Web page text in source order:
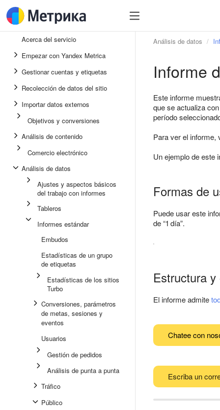
Acerca del servicio
Empezar con Yandex Metrica
Gestionar cuentas y etiquetas
Recolección de datos del sitio
Importar datos externos
Objetivos y conversiones
Análisis de contenido
Comercio electrónico
Análisis de datos
Ajustes y aspectos básicos
del trabajo con informes
Tableros
Informes estándar
Embudos
Estadísticas de un grupo
de etiquetas
Estadísticas de los sitios
Turbo
Conversiones, parámetros
de metas, sesiones y
eventos
Usuarios
Gestión de pedidos
Análisis de punta a punta
Tráfico
Público
Análisis de datos
Informe
Este informe
que se actualiza
período
Para ver el
Un ejemplo de este
Formas de
Puede usar este
de “1 día”.
Estructura
El informe admite
Chatee con
Escriba un